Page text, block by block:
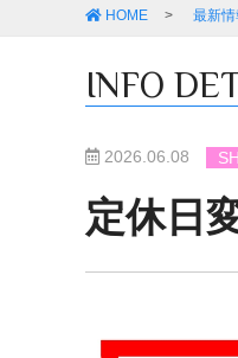
HOME 最新
INFO
2026.06.08
定休日